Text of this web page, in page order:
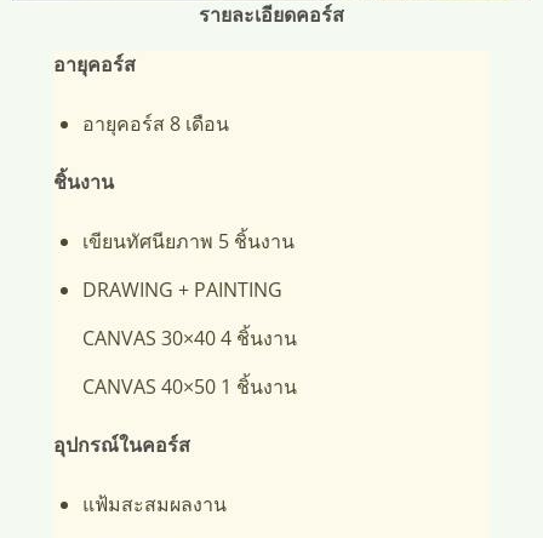
รายละเอียดคอร์ส
อายุคอร์ส
อายุคอร์ส 8 เดือน
ชิ้นงาน
เขียนทัศนียภาพ 5 ชิ้นงาน
DRAWING + PAINTING
CANVAS 30×40 4 ชิ้นงาน
CANVAS 40×50 1 ชิ้นงาน
อุปกรณ์ในคอร์ส
แฟ้มสะสมผลงาน